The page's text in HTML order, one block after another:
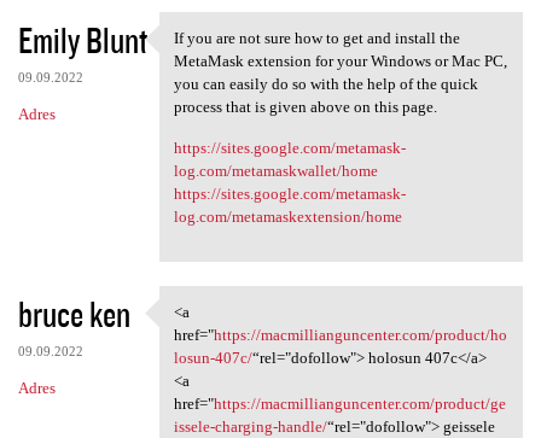
Emily Blunt
09.09.2022
Adres
If you are not sure how to
If you are not sure how to get and install the
MetaMask extension for your Windows or Mac PC,
you can easily do so with the help of the quick
process that is given above on this page.
https://sites.google.com/metamask-
log.com/metamaskwallet/home
https://sites.google.com/metamask-
log.com/metamaskextension/home
bruce ken
09.09.2022
Adres
<a href="https:/
<a
href="https://macmillianguncenter.com/product/ho
losun-407c/“rel="dofollow"> holosun 407c</a>
<a
href="https://macmillianguncenter.com/product/ge
issele-charging-handle/“rel="dofollow"> geissele